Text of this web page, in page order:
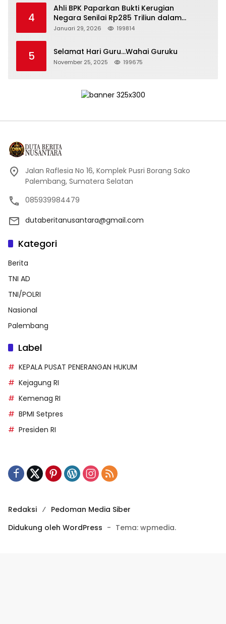
4
Ahli BPK Paparkan Bukti Kerugian
Negara Senilai Rp285 Triliun dalam
Persidangan Korupsi PT Pertamina
Januari 29, 2026 199814
5 Selamat Hari Guru…Wahai Guruku
November 25, 2025 199675
Jalan Raflesia No 16, Komplek Pusri Borang Sako
Palembang, Sumatera Selatan
085939984479
dutaberitanusantara@gmail.com
Kategori
Berita
TNI AD
TNI/POLRI
Nasional
Palembang
Label
KEPALA PUSAT PENERANGAN HUKUM
Kejagung RI
Kemenag RI
BPMI Setpres
Presiden RI
Redaksi
Pedoman Media Siber
Didukung oleh WordPress - Tema: wpmedia.